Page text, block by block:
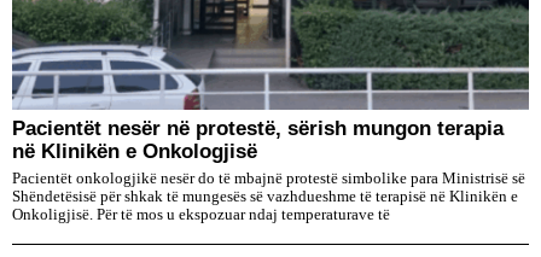
Pacientët nesër në protestë, sërish mungon terapia
në Klinikën e Onkologjisë
Pacientët onkologjikë nesër do të mbajnë protestë simbolike para Ministrisë së
Shëndetësisë për shkak të mungesës së vazhdueshme të terapisë në Klinikën e
Onkoligjisë. Për të mos u ekspozuar ndaj temperaturave të